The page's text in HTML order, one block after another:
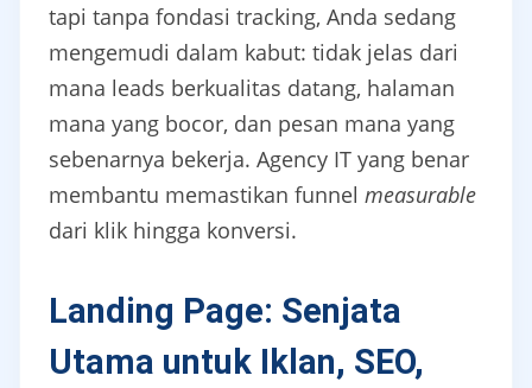
tapi tanpa fondasi tracking, Anda sedang
mengemudi dalam kabut: tidak jelas dari
mana leads berkualitas datang, halaman
mana yang bocor, dan pesan mana yang
sebenarnya bekerja. Agency IT yang benar
membantu memastikan funnel measurable
dari klik hingga konversi.
Landing Page: Senjata
Utama untuk Iklan, SEO,